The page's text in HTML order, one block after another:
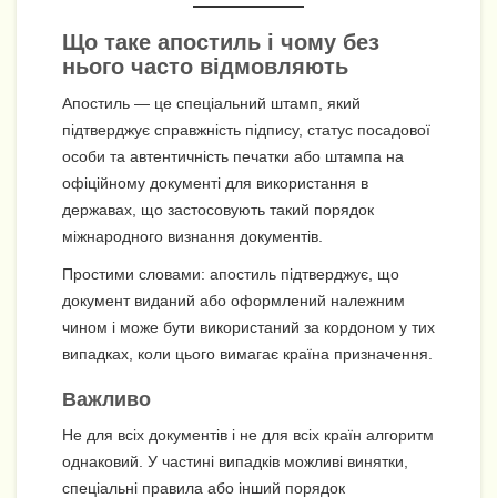
Що таке апостиль і чому без
нього часто відмовляють
Апостиль — це спеціальний штамп, який
підтверджує справжність підпису, статус посадової
особи та автентичність печатки або штампа на
офіційному документі для використання в
державах, що застосовують такий порядок
міжнародного визнання документів.
Простими словами: апостиль підтверджує, що
документ виданий або оформлений належним
чином і може бути використаний за кордоном у тих
випадках, коли цього вимагає країна призначення.
Важливо
Не для всіх документів і не для всіх країн алгоритм
однаковий. У частині випадків можливі винятки,
спеціальні правила або інший порядок